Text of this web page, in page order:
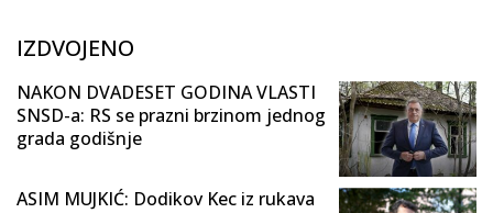
IZDVOJENO
NAKON DVADESET GODINA VLASTI
SNSD-a: RS se prazni brzinom jednog
grada godišnje
ASIM MUJKIĆ: Dodikov Kec iz rukava